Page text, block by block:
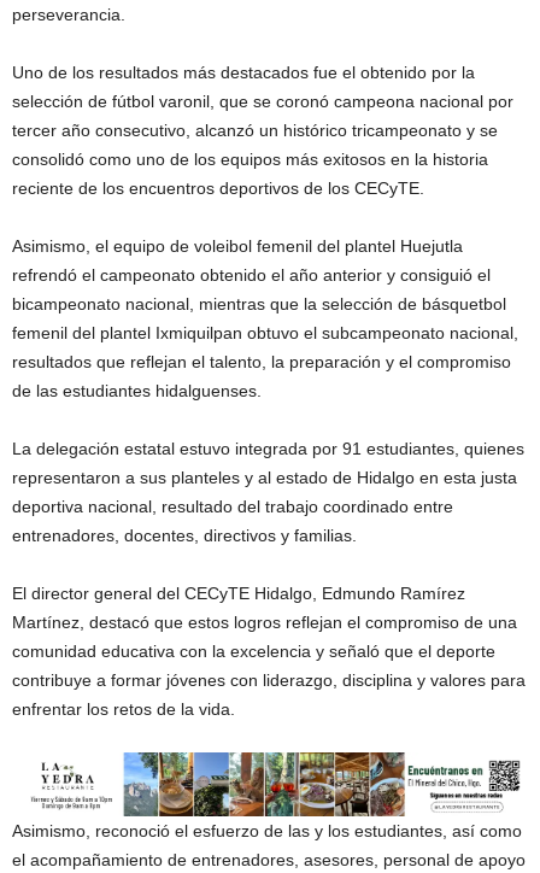
perseverancia.
Uno de los resultados más destacados fue el obtenido por la
selección de fútbol varonil, que se coronó campeona nacional por
tercer año consecutivo, alcanzó un histórico tricampeonato y se
consolidó como uno de los equipos más exitosos en la historia
reciente de los encuentros deportivos de los CECyTE.
Asimismo, el equipo de voleibol femenil del plantel Huejutla
refrendó el campeonato obtenido el año anterior y consiguió el
bicampeonato nacional, mientras que la selección de básquetbol
femenil del plantel Ixmiquilpan obtuvo el subcampeonato nacional,
resultados que reflejan el talento, la preparación y el compromiso
de las estudiantes hidalguenses.
La delegación estatal estuvo integrada por 91 estudiantes, quienes
representaron a sus planteles y al estado de Hidalgo en esta justa
deportiva nacional, resultado del trabajo coordinado entre
entrenadores, docentes, directivos y familias.
El director general del CECyTE Hidalgo, Edmundo Ramírez
Martínez, destacó que estos logros reflejan el compromiso de una
comunidad educativa con la excelencia y señaló que el deporte
contribuye a formar jóvenes con liderazgo, disciplina y valores para
enfrentar los retos de la vida.
Asimismo, reconoció el esfuerzo de las y los estudiantes, así como
el acompañamiento de entrenadores, asesores, personal de apoyo